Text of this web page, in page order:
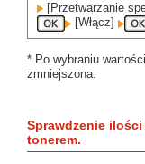
[Przetwarzanie
[Włącz]
* Po wybraniu
zmniejszona.
Sprawdzenie
tonerem.